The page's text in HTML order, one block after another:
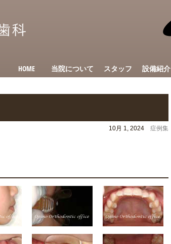
HOME 当院について スタッフ 設備紹介
10月 1, 2024 症例集